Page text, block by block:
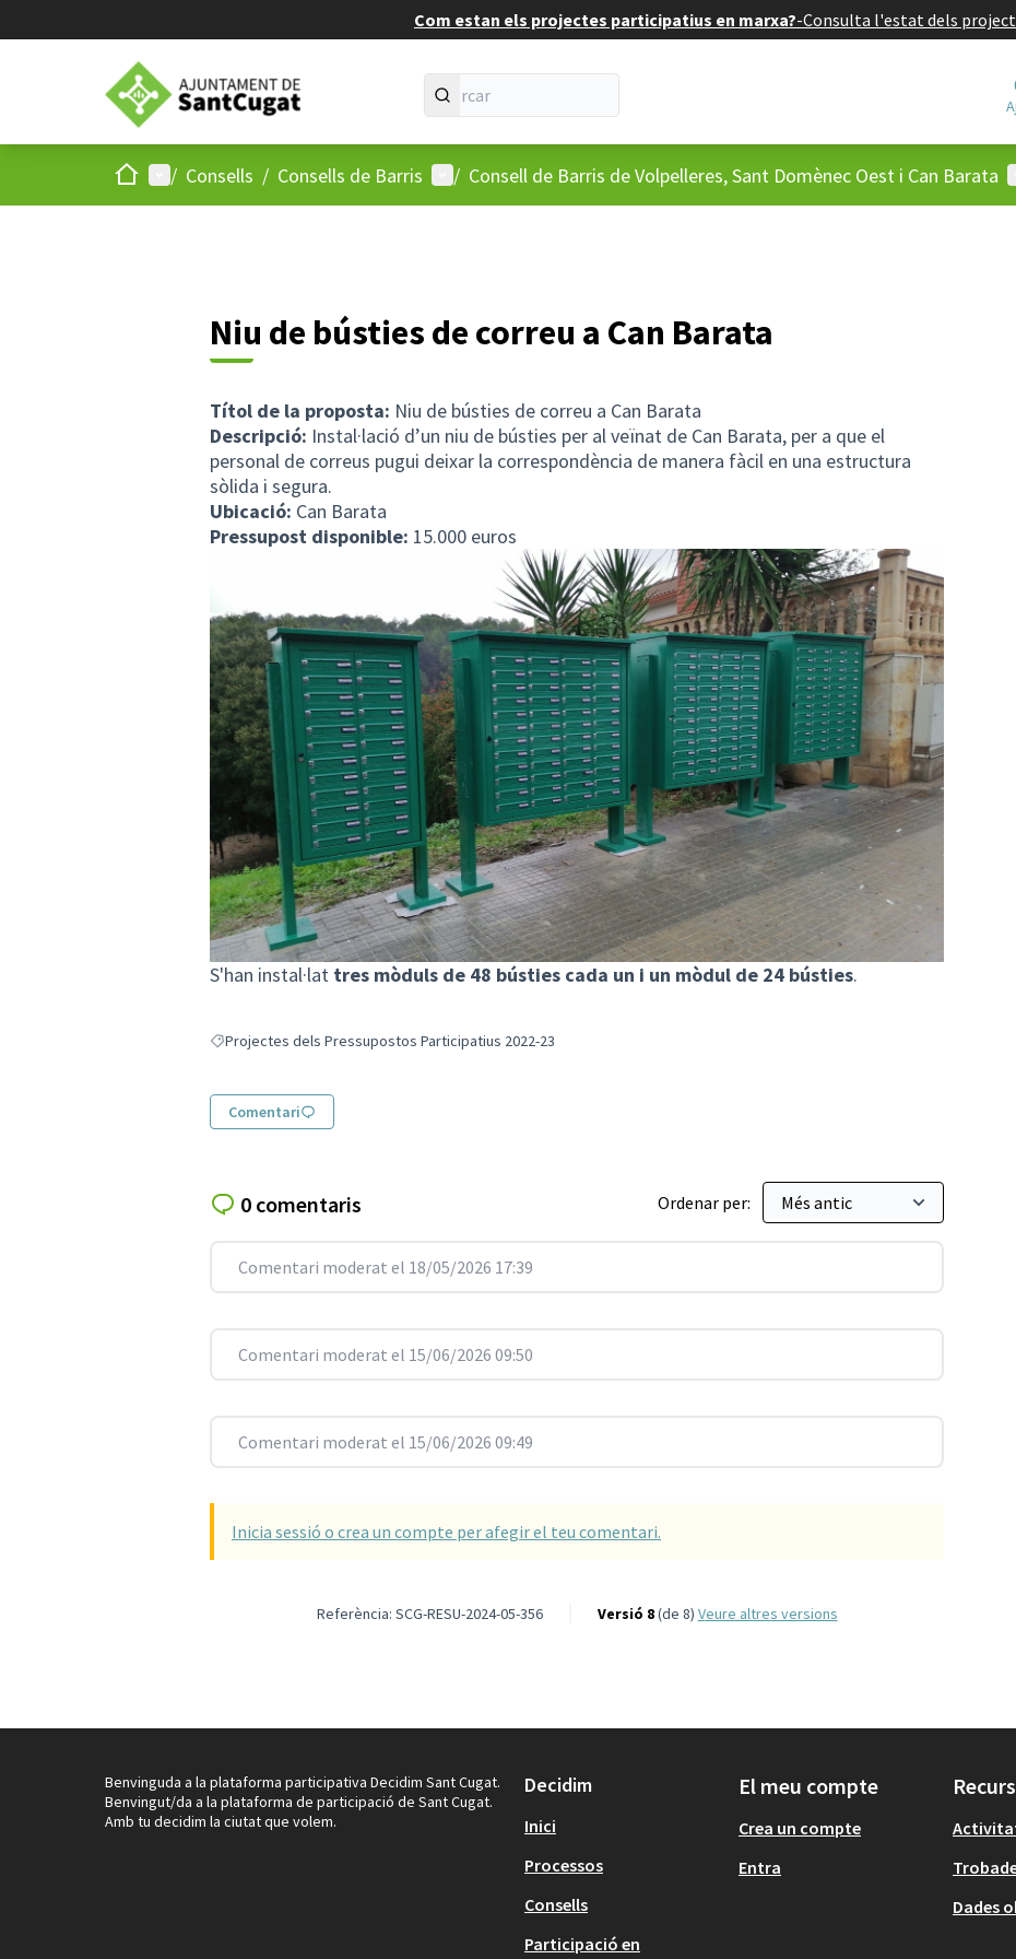
Com estan els projectes participatius en marxa?-Consulta l'estat dels
Inici Menú principal
/ Consells / Consells de Barris Menú d'usuari
/ Consell de Barris de Volpelleres, Sant Domènec Oest i Can Barata
Niu de bústies de correu a Can Barata
Títol de la proposta: Niu de bústies de correu a Can Barata
Descripció: Instal·lació d’un niu de bústies per al veïnat de Can Barata, per a que el
personal de correus pugui deixar la correspondència de manera fàcil en una estructura
sòlida i segura.
Ubicació: Can Barata
Pressupost disponible: 15.000 euros
S'han instal·lat tres mòduls de 48 bústies cada un i un mòdul de 24 bústies.
Resultats en filtrar per: Projectes dels Pressupostos Participatius 2022-23
Projectes dels Pressupostos Participatius 2022-23
Comentari
0 comentaris Ordenar per:
Comentari moderat el 18/05/2026 17:39
Comentari moderat el 15/06/2026 09:50
Comentari moderat el 15/06/2026 09:49
Inicia sessió o crea un compte per afegir el teu comentari.
Referència: SCG-RESU-2024-05-356 Versió 8(de 8) veure altres versions
Benvinguda a la plataforma participativa Decidim Sant Cugat.
Benvingut/da a la plataforma de participació de Sant Cugat.
Amb tu decidim la ciutat que volem.
Decidim
Inici
Processos
Consells
Participació en
El meu compte
Crea un compte
Entra
Dades